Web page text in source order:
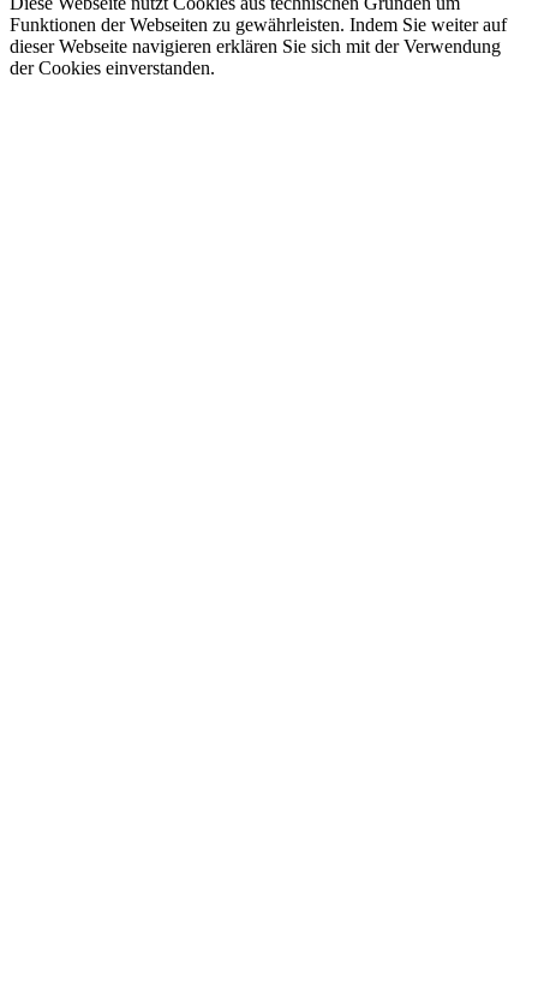
Funktionen der Webseiten zu gewährleisten. Indem Sie weiter auf
dieser Webseite navigieren erklären Sie sich mit der Verwendung
der Cookies einverstanden.